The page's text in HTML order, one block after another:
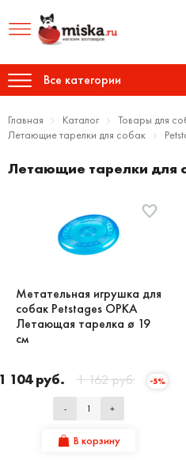
Все категории
Главная Каталог Товары для
Летающие тарелки для собак
Летающие тарелки для
Метательная игрушка для
собак Petstages ОРКА
Летающая тарелка ø 19
см
104 руб. 1 162 руб. -5%
- +
В корзину